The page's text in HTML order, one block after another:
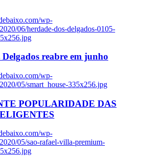
wp-
06/herdade-dos-delgados-0105-
reabre em junho
wp-
05/smart_house-335x256.jpg
POPULARIDADE DAS
wp-
05/sao-rafael-villa-premium-